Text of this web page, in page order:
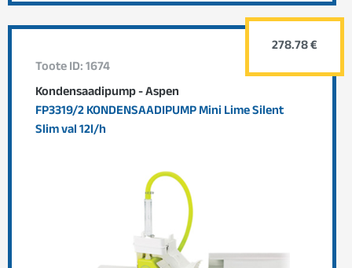
Toote ID: 1674
Kondensaadipump - Aspen
FP3319/2 KONDENSAADIPUMP Mini Lime Silent
Slim val 12l/h
278.78 €